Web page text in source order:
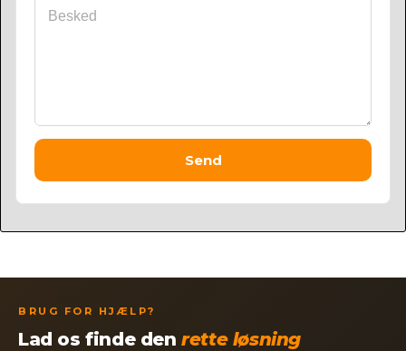
Send
BRUG FOR HJÆLP?
Lad os finde denrette løsning